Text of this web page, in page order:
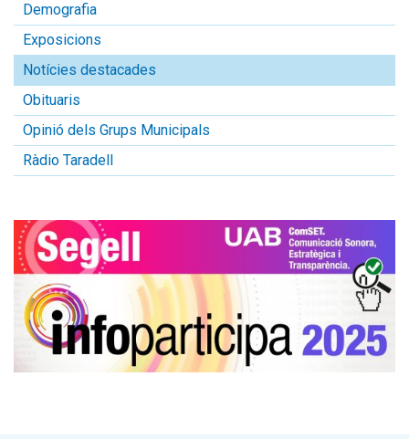
Demografia
Exposicions
Notícies destacades
Obituaris
Opinió dels Grups Municipals
Ràdio Taradell